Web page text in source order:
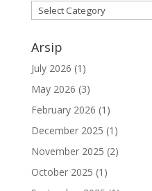
Kategori
Arsip
July 2026 (1)
May 2026 (3)
February 2026 (1)
December 2025 (1)
November 2025 (2)
October 2025 (1)